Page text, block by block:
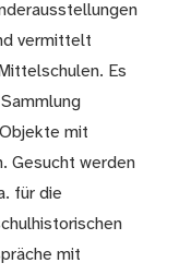
vermittelt
Es
mit
Gesucht werden
für die
mit